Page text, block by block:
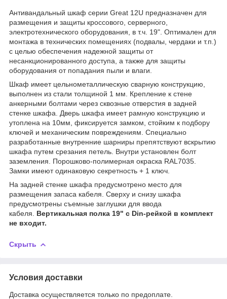
Антивандальный шкаф серии Great 12U предназначен для
размещения и защиты кроссового, серверного,
электротехнического оборудования, в т.ч. 19". Оптимален для
монтажа в технических помещениях (подвалы, чердаки и т.п.)
с целью обеспечения надежной защиты от
несанкционированного доступа, а также для защиты
оборудования от попадания пыли и влаги.
Шкаф имеет цельнометаллическую сварную конструкцию,
выполнен из стали толщиной 1 мм. Крепление к стене
анкерными болтами через сквозные отверстия в задней
стенке шкафа. Дверь шкафа имеет рамную конструкцию и
утоплена на 10мм, фиксируется замком, стойким к подбору
ключей и механическим повреждениям. Специально
разработанные внутренние шарниры препятствуют вскрытию
шкафа путем срезания петель. Внутри установлен болт
заземления. Порошково-полимерная окраска RAL7035.
Замки имеют одинаковую секретность + 1 ключ.
На задней стенке шкафа предусмотрено место для
размещения запаса кабеля. Сверху и снизу шкафа
предусмотрены съемные заглушки для ввода
кабеля. Вертикальная полка 19" с Din-рейкой в комплект
не входит.
Скрыть
Условия доставки
Доставка осуществляется только по предоплате.